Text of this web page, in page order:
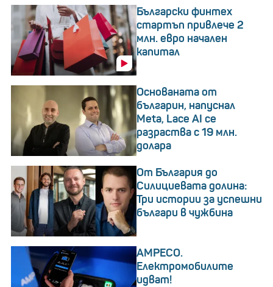
Български финтех
стартъп привлече 2
млн. евро начален
капитал
Основаната от
българин, напуснал
Meta, Lace AI се
разраства с 19 млн.
долара
От България до
Силициевата долина:
Три истории за успешни
българи в чужбина
AMPECO.
Електромобилите
идват!